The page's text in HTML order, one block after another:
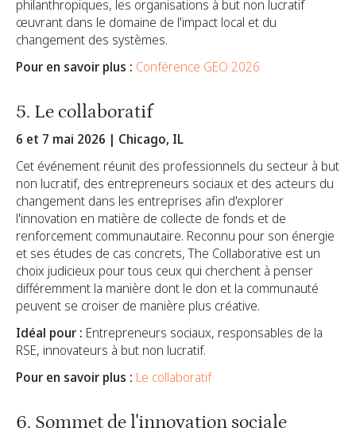
philanthropiques, les organisations à but non lucratif
œuvrant dans le domaine de l'impact local et du
changement des systèmes.
Pour en savoir plus : Conférence GEO 2026
5. Le collaboratif
6 et 7 mai 2026 | Chicago, IL
Cet événement réunit des professionnels du secteur à but
non lucratif, des entrepreneurs sociaux et des acteurs du
changement dans les entreprises afin d'explorer
l'innovation en matière de collecte de fonds et de
renforcement communautaire. Reconnu pour son énergie
et ses études de cas concrets, The Collaborative est un
choix judicieux pour tous ceux qui cherchent à penser
différemment la manière dont le don et la communauté
peuvent se croiser de manière plus créative.
Idéal pour : Entrepreneurs sociaux, responsables de la
RSE, innovateurs à but non lucratif.
Pour en savoir plus : Le collaboratif
6. Sommet de l'innovation sociale